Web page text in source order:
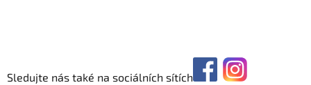
Sledujte nás také na sociálních sítích